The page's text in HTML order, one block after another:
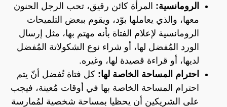
الرومانسية: المرأة كائن رقيق، تحب الرجل الحنون
معها، والذي يعاملها بوّد، ويقوم ببعض التلميحات
الرومانسية لإعلام الفتاة بأنه مهتم بها، مثل إرسال
الورد المُفضل لها، أو شراء نوع الشكولاتة المُفضل
لديها، أو قراءة قصيدة لها، وغيره.
احترام المساحة الخاصة لها: كل فتاة تُفضل أنّ يتم
احترام المساحة الخاصة بها في أوقات مُعينة، فيجب
على الشريكين أن يحظيا بمساحة شخصية لمُمارسة